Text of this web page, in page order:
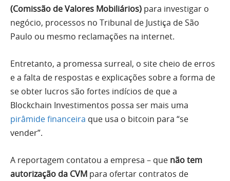
(Comissão de Valores Mobiliários) para investigar o
negócio, processos no Tribunal de Justiça de São
Paulo ou mesmo reclamações na internet.
Entretanto, a promessa surreal, o site cheio de erros
e a falta de respostas e explicações sobre a forma de
se obter lucros são fortes indícios de que a
Blockchain Investimentos possa ser mais uma
pirâmide financeira que usa o bitcoin para “se
vender”.
A reportagem contatou a empresa – que não tem
autorização da CVM para ofertar contratos de